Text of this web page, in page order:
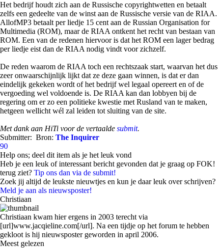
Het bedrijf houdt zich aan de Russische copyrightwetten en betaalt
zelfs een gedeelte van de winst aan de Russische versie van de RIAA.
AllofMP3 betaalt per liedje 15 cent aan de Russian Organisation for
Multimedia (ROM), maar de RIAA ontkent het recht van bestaan van
ROM. Een van de redenen hiervoor is dat het ROM een lager bedrag
per liedje eist dan de RIAA nodig vindt voor zichzelf.
De reden waarom de RIAA toch een rechtszaak start, waarvan het dus
zeer onwaarschijnlijk lijkt dat ze deze gaan winnen, is dat er dan
eindelijk gekeken wordt of het bedrijf wel legaal opereert en of de
vergoeding wel voldoende is. De RIAA kan dan lobbyen bij de
regering om er zo een politieke kwestie met Rusland van te maken,
hetgeen wellicht wél zal leiden tot sluiting van de site.
Met dank aan HiTi voor de vertaalde submit.
Submitter: Bron: The Inquirer
90
Help ons; deel dit item als je het leuk vond
Heb je een leuk of interessant bericht gevonden dat je graag op FOK!
terug ziet? Tip ons dan via de submit!
Zoek jij altijd de leukste nieuwtjes en kun je daar leuk over schrijven?
Meld je aan als nieuwsposter!
Christiaan
Christiaan kwam hier ergens in 2003 terecht via
[url]www.jacqieline.com[/url]. Na een tijdje op het forum te hebben
gekloot is hij nieuwsposter geworden in april 2006.
Meest gelezen